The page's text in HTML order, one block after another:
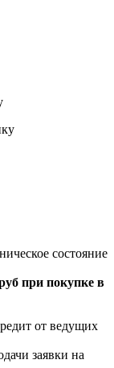
состояние
при покупке в
от ведущих
заявки на